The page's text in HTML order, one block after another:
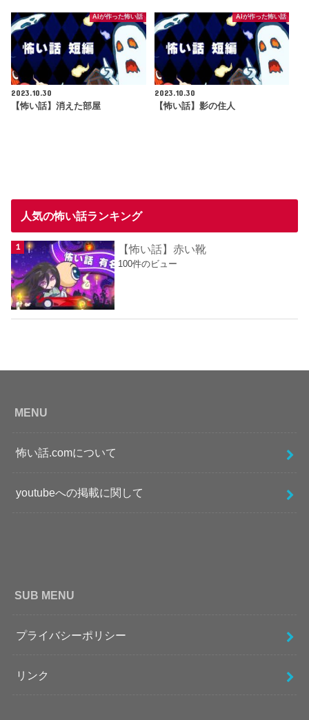
AIが作った怖い話
2023.10.30
【怖い話】消えた部屋
AIが作った怖い話
2023.10.30
【怖い話】影の住人
人気の怖い話ランキング
【怖い話】赤い靴
100件のビュー
MENU
怖い話.comについて
youtubeへの掲載に関して
SUB MENU
プライバシーポリシー
リンク